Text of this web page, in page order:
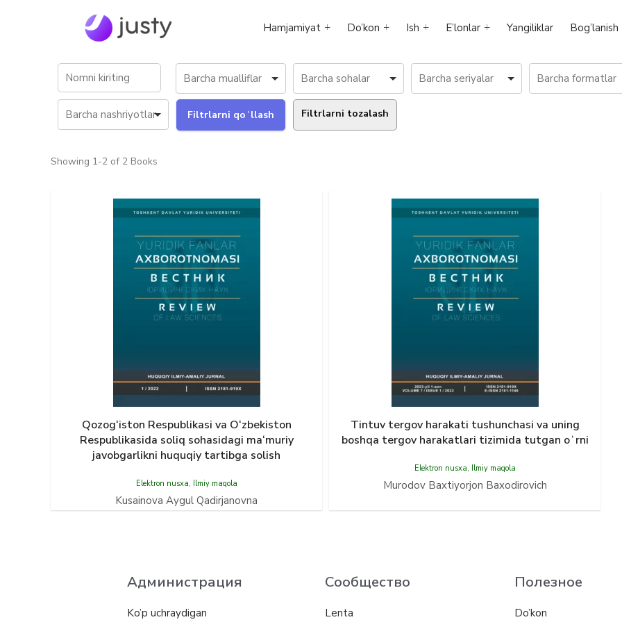
Hamjamiyat Do’kon Ish E’lonlar Yangiliklar Bog’lanish
Filtrlarni tozalash
Showing 1-2 of 2 Books
Qozog‘iston Respublikаsi vа O‘zbekiston
Respublikаsidа soliq sohаsidаgi mа‘muriy
jаvobgаrlikni huquqiy tаrtibgа solish
Elektron nusxa, Ilmiy maqola
Kusainova Aygul Qadirjanovna
Tintuv tergov harakati tushunchasi va uning
boshqa tergov harakatlari tizimida tutgan oʻrni
Elektron nusxa, Ilmiy maqola
Murodov Baxtiyorjon Baxodirovich
Администрация
Ko’p uchraydigan
Сообщество
Lenta
Полезное
Do’kon